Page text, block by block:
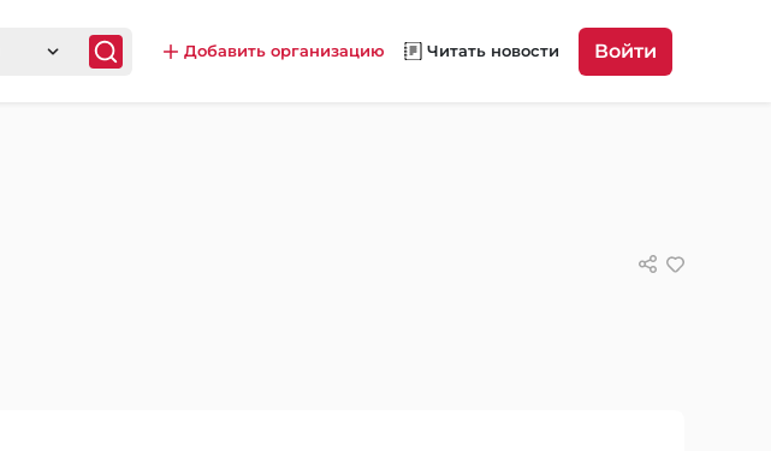
Добавить организацию Читать новости Войти